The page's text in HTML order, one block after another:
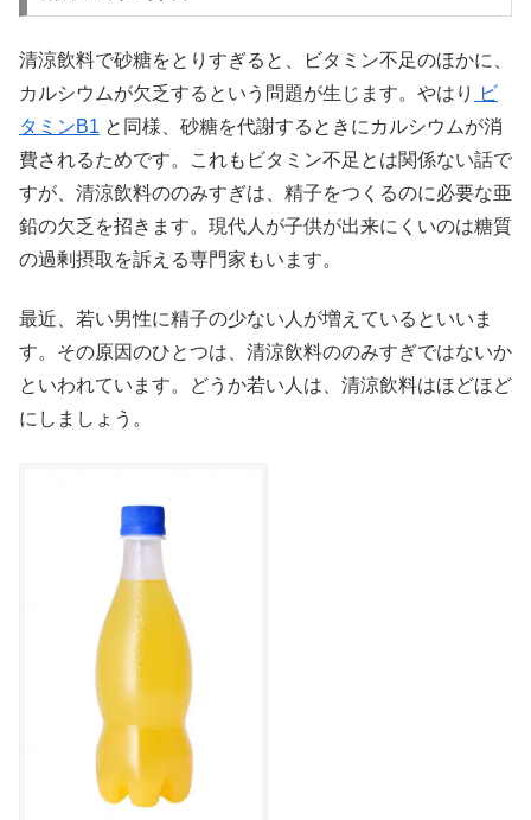
清涼飲料で砂糖をとりすぎると、ビタミン不足のほかに、
カルシウムが欠乏するという問題が生じます。やはり
ビ
タミンB1 と同様、砂糖を代謝するときにカルシウムが消
費されるためです。これもビタミン不足とは関係ない話で
すが、清涼飲料ののみすぎは、精子をつくるのに必要な亜
鉛の欠乏を招きます。現代人が子供が出来にくいのは糖質
の過剰摂取を訴える専門家もいます。
最近、若い男性に精子の少ない人が増えているといいま
す。その原因のひとつは、清涼飲料ののみすぎではないか
といわれています。どうか若い人は、清涼飲料はほどほど
にしましょう。